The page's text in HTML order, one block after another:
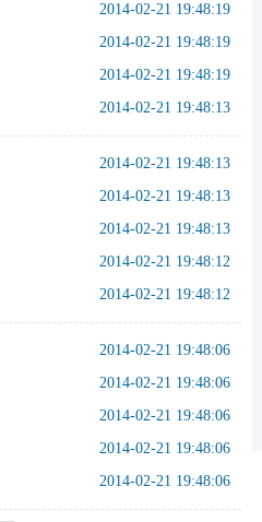
2014-02-21 19:48:19
2014-02-21 19:48:19
2014-02-21 19:48:19
2014-02-21 19:48:13
2014-02-21 19:48:13
2014-02-21 19:48:13
2014-02-21 19:48:13
2014-02-21 19:48:12
2014-02-21 19:48:12
2014-02-21 19:48:06
2014-02-21 19:48:06
2014-02-21 19:48:06
2014-02-21 19:48:06
2014-02-21 19:48:06